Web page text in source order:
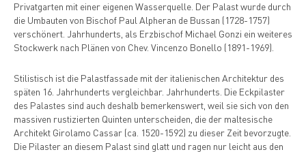
Privatgarten mit einer eigenen Wasserquelle. Der Palast wurde durch
die Umbauten von Bischof Paul Alpheran de Bussan (1728-1757)
verschönert. Jahrhunderts, als Erzbischof Michael Gonzi ein weiteres
Stockwerk nach Plänen von Chev. Vincenzo Bonello (1891-1969).
Stilistisch ist die Palastfassade mit der italienischen Architektur des
späten 16. Jahrhunderts vergleichbar. Jahrhunderts. Die Eckpilaster
des Palastes sind auch deshalb bemerkenswert, weil sie sich von den
massiven rustizierten Quinten unterscheiden, die der maltesische
Architekt Girolamo Cassar (ca. 1520-1592) zu dieser Zeit bevorzugte.
Die Pilaster an diesem Palast sind glatt und ragen nur leicht aus den